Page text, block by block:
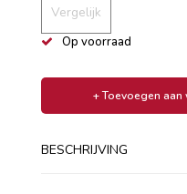
Vergelijk
Op voorraad
+ Toevoegen
BESCHRIJVING